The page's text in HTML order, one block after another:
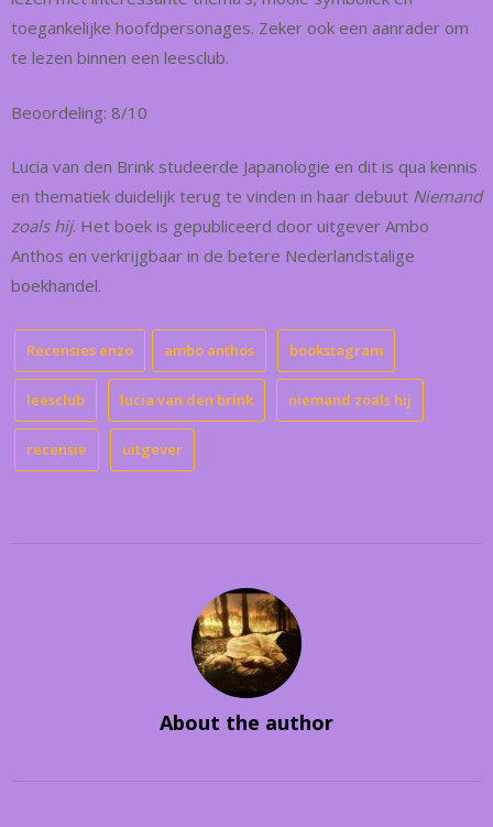
toegankelijke hoofdpersonages. Zeker ook een aanrader om
te lezen binnen een leesclub.
Beoordeling: 8/10
Lucia van den Brink studeerde Japanologie en dit is qua kennis
en thematiek duidelijk terug te vinden in haar debuut Niemand
zoals hij. Het boek is gepubliceerd door uitgever Ambo
Anthos en verkrijgbaar in de betere Nederlandstalige
boekhandel.
Recensies enzo ambo anthos bookstagram
leesclub lucia van den brink niemand zoals hij
recensie uitgever
About the author